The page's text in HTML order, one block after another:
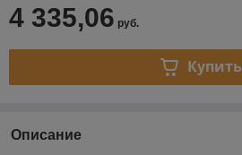
4 335,06 руб.
Купить
Описание